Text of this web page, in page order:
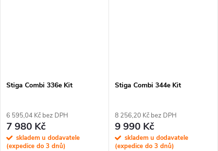
Stiga Combi 336e Kit
6 595,04 Kč bez DPH
7 980 Kč
skladem u dodavatele
(expedice do 3 dnů)
Stiga Combi 344e Kit
8 256,20 Kč bez DPH
9 990 Kč
skladem u dodavatele
(expedice do 3 dnů)